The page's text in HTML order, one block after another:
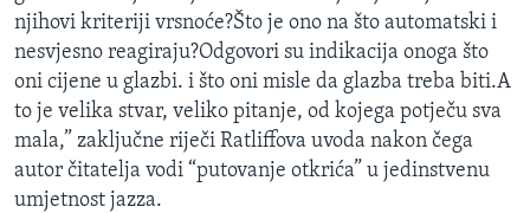
njihovi kriteriji vrsnoće?Što je ono na što automatski i
nesvjesno reagiraju?Odgovori su indikacija onoga što
oni cijene u glazbi. i što oni misle da glazba treba biti.A
to je velika stvar, veliko pitanje, od kojega potječu sva
mala,” zaključne riječi Ratliffova uvoda nakon čega
autor čitatelja vodi “putovanje otkrića” u jedinstvenu
umjetnost jazza.